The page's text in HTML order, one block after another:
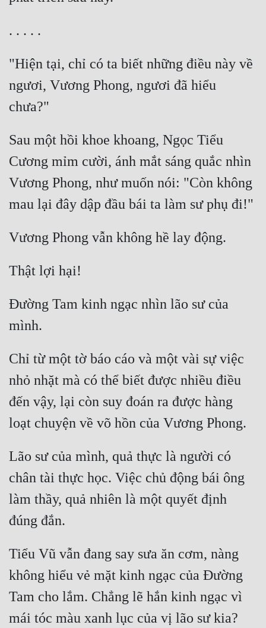
"Hiện tại, chỉ có ta biết những điều này về
ngươi, Vương Phong, ngươi đã hiểu
Sau một hồi khoe khoang, Ngọc Tiểu
Cương mỉm cười, ánh mắt sáng quắc nhìn
Vương Phong, như muốn nói: "Còn không
Đường Tam kinh ngạc nhìn lão sư của
Chỉ từ một tờ báo cáo và một vài sự việc
nhỏ nhặt mà có thể biết được nhiều điều
đến vậy, lại còn suy đoán ra được hàng
Lão sư của mình, quả thực là người có
chân tài thực học. Việc chủ động bái ông
làm thầy, quả nhiên là một quyết định
Tiểu Vũ vẫn đang say sưa ăn cơm, nàng
không hiểu vẻ mặt kinh ngạc của Đường
Tam cho lắm. Chẳng lẽ hắn kinh ngạc vì